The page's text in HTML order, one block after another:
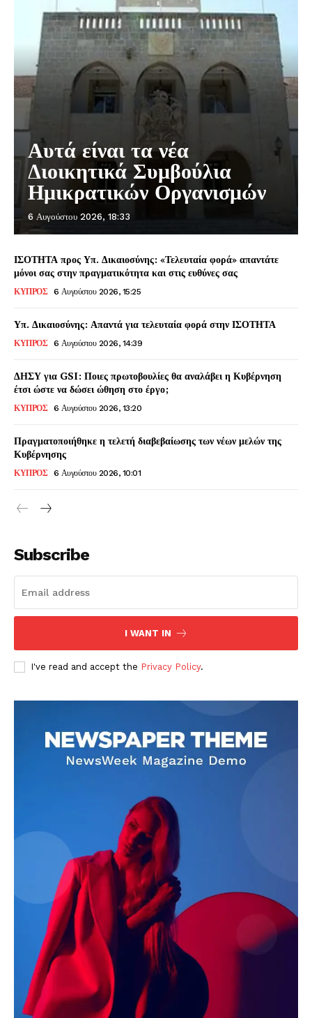
Αυτά είναι τα νέα
Διοικητικά Συμβούλια
Ημικρατικών Οργανισμών
6 Αυγούστου 2026, 18:33
ΙΣΟΤΗΤΑ προς Υπ. Δικαιοσύνης: «Τελευταία φορά» απαντάτε
μόνοι σας στην πραγματικότητα και στις ευθύνες σας
ΚΥΠΡΟΣ 6 Αυγούστου 2026, 15:25
Υπ. Δικαιοσύνης: Απαντά για τελευταία φορά στην ΙΣΟΤΗΤΑ
ΚΥΠΡΟΣ 6 Αυγούστου 2026, 14:39
ΔΗΣΥ για GSI: Ποιες πρωτοβουλίες θα αναλάβει η Κυβέρνηση
έτσι ώστε να δώσει ώθηση στο έργο;
ΚΥΠΡΟΣ 6 Αυγούστου 2026, 13:20
Πραγματοποιήθηκε η τελετή διαβεβαίωσης των νέων μελών της
Κυβέρνησης
ΚΥΠΡΟΣ 6 Αυγούστου 2026, 10:01
Subscribe
I WANT IN
I've read and accept the Privacy Policy.